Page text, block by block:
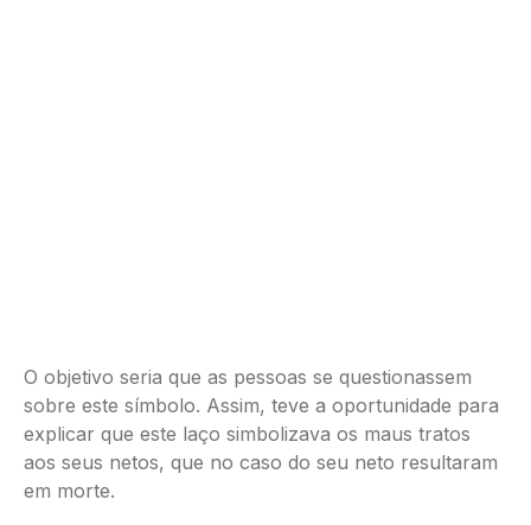
O objetivo seria que as pessoas se questionassem
sobre este símbolo. Assim, teve a oportunidade para
explicar que este laço simbolizava os maus tratos
aos seus netos, que no caso do seu neto resultaram
em morte.